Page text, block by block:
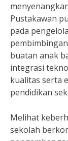
Pustakawan
pada
buatan anak
integrasi
kualitas serta
pendidikan
Melihat
sekolah